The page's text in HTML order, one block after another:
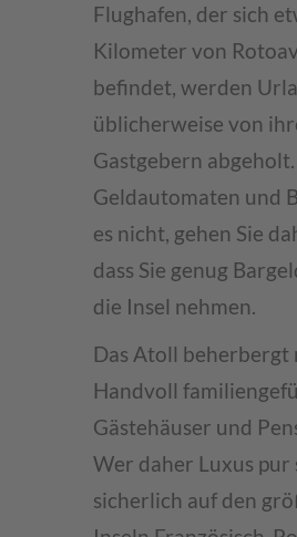
Flughafen, der sich
Kilometer von
befindet, werden
üblicherweise von
Gastgebern
Geldautomaten und
es nicht, gehen Sie
dass Sie genug
die Insel nehmen.
Das Atoll beherbergt
Handvoll
Gästehäuser und
Wer daher Luxus pur
sicherlich auf den